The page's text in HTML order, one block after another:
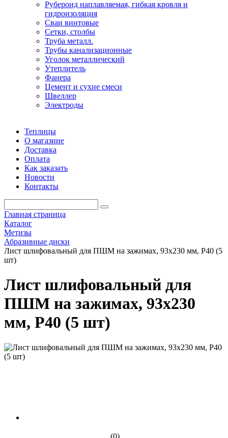
Рубероид наплавляемая, гибкая кровля и
гидроизоляция
Сваи винтовые
Сетки, столбы
Труба металл.
Трубы канализационные
Уголок металлический
Утеплитель
Фанера
Цемент и сухие смеси
Швеллер
Электроды
Теплицы
О магазине
Доставка
Оплата
Как заказать
Новости
Контакты
Главная страница
Каталог
Метизы
Абразивные диски
Лист шлифовальный для ПШМ на зажимах, 93х230 мм, Р40 (5
шт)
Лист шлифовальный для
ПШМ на зажимах, 93х230
мм, Р40 (5 шт)